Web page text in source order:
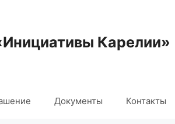
Карелии»
Документы Контакты